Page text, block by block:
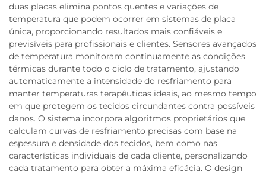
duas placas elimina pontos quentes e variações de
temperatura que podem ocorrer em sistemas de placa
única, proporcionando resultados mais confiáveis e
previsíveis para profissionais e clientes. Sensores avançados
de temperatura monitoram continuamente as condições
térmicas durante todo o ciclo de tratamento, ajustando
automaticamente a intensidade do resfriamento para
manter temperaturas terapêuticas ideais, ao mesmo tempo
em que protegem os tecidos circundantes contra possíveis
danos. O sistema incorpora algoritmos proprietários que
calculam curvas de resfriamento precisas com base na
espessura e densidade dos tecidos, bem como nas
características individuais de cada cliente, personalizando
cada tratamento para obter a máxima eficácia. O design